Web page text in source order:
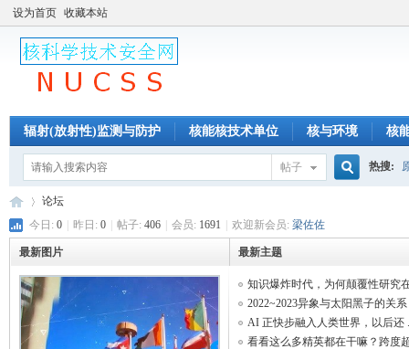
设为首页 收藏本站
辐射(放射性)监测与防护 核能核技术单位 核与环境 核
帖子 热搜:
»
论坛
今日: 0 昨日: 0 帖子: 406 会员: 1691 欢迎新会员: 梁佐佐
最新图片 最新主题
知识爆炸时代，为何颠覆性研究
2022~2023异象与太阳黑子的关系
AI 正快步融入人类世界，以后还
看看这么多精英都在干嘛？跨度